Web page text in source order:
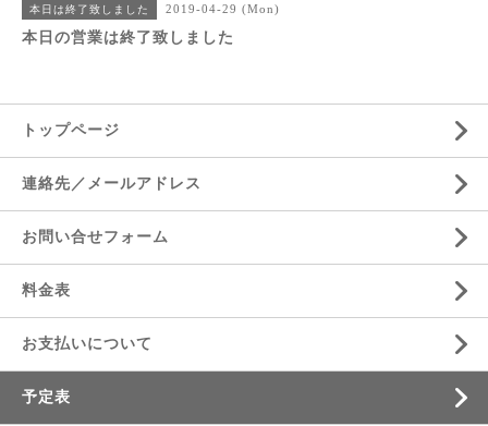
本日は終了致しました 2019-04-29 (Mon)
本日の営業は終了致しました
トップページ
連絡先／メールアドレス
お問い合せフォーム
料金表
お支払いについて
予定表